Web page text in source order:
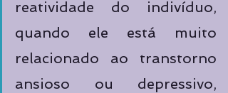
reatividade do indivíduo,
quando ele está muito
relacionado ao transtorno
ansioso ou depressivo,